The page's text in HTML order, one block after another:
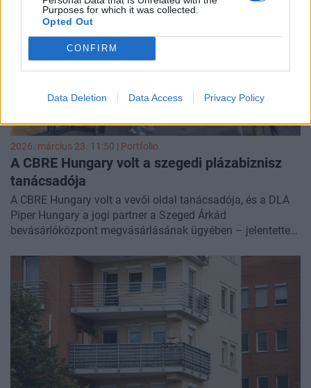
Purposes for which it was collected.
Opted Out
CONFIRM
Data Deletion Data Access Privacy Policy
oroszországi jelenlétének bővítése érdekében vásárolhatja
meg ezt a hatalmas ingatlant.
2026. március 23. 11:50 | Portfolio
A CBRE Hungary volt a szegedi plázabiznisz
tanácsadója
A CBRE Hungary volt a vevői oldal tanácsadója, és a DLA
Piper Hungary a jogi partner a Szeged Árkád
bevásárlóközpont megvásárlásának ügyében – jelentette